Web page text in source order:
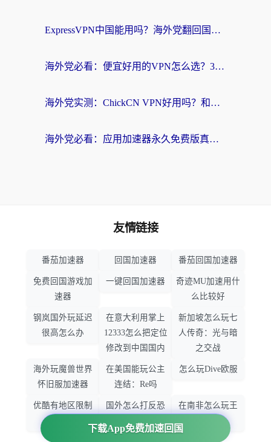
ExpressVPN中国能用吗？海外党翻回国内的加速器选择指南（附番茄加速器实测）
海外党必看：便宜好用的VPN怎么选？3步解决回国访问难题+Steam改区技巧
海外党实测：ChickCN VPN好用吗？和OurPlay VPN对比哪个回国效果更好？附避坑指南
海外党必看：应用加速器永久免费版真的靠谱吗？教你选对回国加速器无缝刷国内资源
下载App免费加速回国
友情链接
番茄加速器 回国加速器 番茄回国加速器
免费回国游戏加
速器
一键回国加速器
奇迹MU加速用什
么比较好
钢岚国外玩延迟
很高怎么办
在意大利用掌上
12333怎么把定位
修改到中国国内
新加坡怎么玩七
人传奇：光与暗
之交战
海外玩魔兽世界
怀旧服加速器
在美国能玩公主
连结：Re吗
怎么玩Dive欧服
优酷有地区限制
国外怎么打反恐
精英：全球攻势
在南非怎么玩王